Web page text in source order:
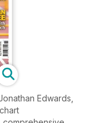
Edwards,